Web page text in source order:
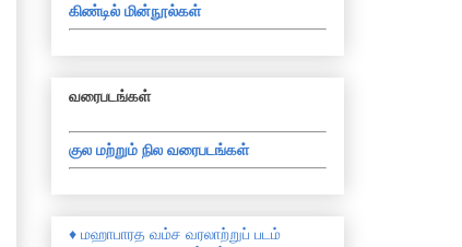
கிண்டில் மின்நூல்கள்
வரைபடங்கள்
குல மற்றும் நில வரைபடங்கள்
♦ மஹாபாரத வம்ச வரலாற்றுப் படம்